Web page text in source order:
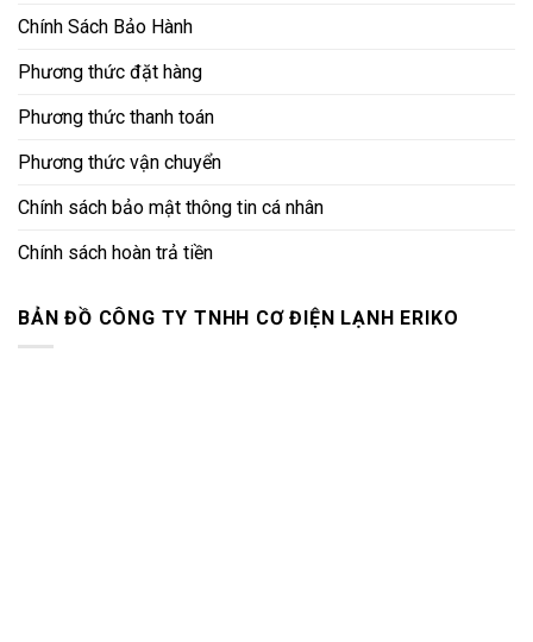
Chính Sách Bảo Hành
Phương thức đặt hàng
Phương thức thanh toán
Phương thức vận chuyển
Chính sách bảo mật thông tin cá nhân
Chính sách hoàn trả tiền
BẢN ĐỒ CÔNG TY TNHH CƠ ĐIỆN LẠNH ERIKO